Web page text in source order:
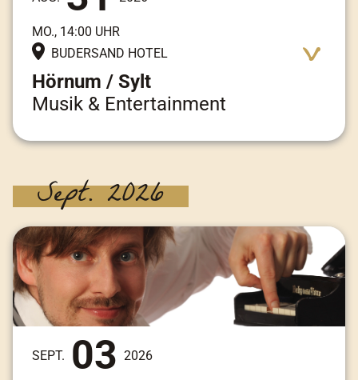
MO., 14:00 UHR
BUDERSAND HOTEL
Hörnum / Sylt
Musik & Entertainment
Sept. 2026
SEPT. 03 2026